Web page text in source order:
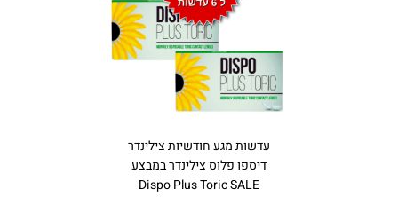
עדשות מגע חודשיות צילינדר
דיספו פלוס צילינדר במבצע
Dispo Plus Toric SALE